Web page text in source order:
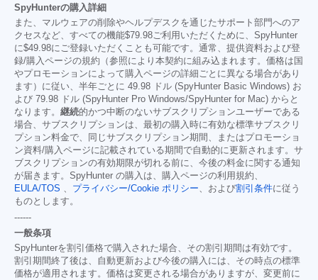
SpyHunterの購入詳細
また、マルウェアの削除やヘルプデスクを通じたサポート部門へのア
クセスなど、すべての機能$79.98 ご利用いただくために、SpyHunter
に$49.98にご登録いただくことも可能です。通常、提供資料および登
録/購入ページの規約（参照により本契約に組み込まれます。価格は国
やプロモーションによって購入ページの詳細ごとに異なる場合があり
ます）に従い、半年ごとに 49.98 ドル (SpyHunter Basic Windows) お
よび 79.98 ドル (SpyHunter Pro Windows/SpyHunter for Mac) からと
なります。 継続的かつ中断のないサブスクリプションユーザーである
場合、サブスクリプションは、最初の購入時に有効な標準サブスクリ
プション料金で、同じサブスクリプション期間、またはプロモーショ
ン資料/購入ページに記載されている期間で自動的に更新されます。サ
ブスクリプションの有効期限が切れる前に、今後の料金に関する通知
が届きます。SpyHunter の購入は、購入ページの利用規約、
EULA/TOS
プライバシー/Cookie ポリシー 、および割引条件に従う
ものとします。
------
一般条項
SpyHunterを割引価格で購入された場合、その割引期間は有効です。
割引期間終了後は、自動更新および今後の購入には、その時点の標準
価格が適用されます。価格は変更される場合がありますが、変更前に